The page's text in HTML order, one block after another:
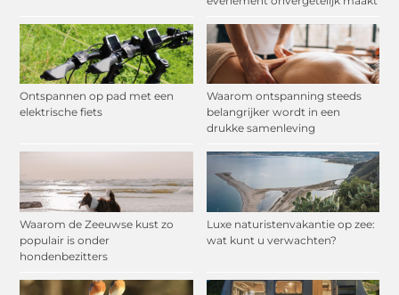
Ontspannen op pad met een
elektrische fiets
Waarom ontspanning steeds
belangrijker wordt in een
drukke samenleving
Waarom de Zeeuwse kust zo
populair is onder
hondenbezitters
Luxe naturistenvakantie op zee:
wat kunt u verwachten?